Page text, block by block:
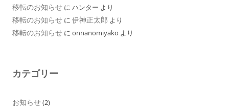
移転のお知らせ に ハンター より
移転のお知らせ に 伊神正太郎 より
移転のお知らせ に onnanomiyako より
カテゴリー
お知らせ(2)